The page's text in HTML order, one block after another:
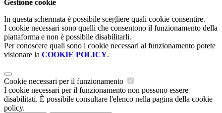
Gestione cookie
In questa schermata è possibile scegliere quali cookie consentire.
I cookie necessari sono quelli che consentono il funzionamento della
piattaforma e non è possibile disabilitarli.
Per conoscere quali sono i cookie necessari al funzionamento potete
visionare la COOKIE POLICY.
Cookie necessari per il funzionamento
I cookie necessari per il funzionamento non possono essere
disabilitati. È possibile consultare l'elenco nella pagina della cookie
policy.